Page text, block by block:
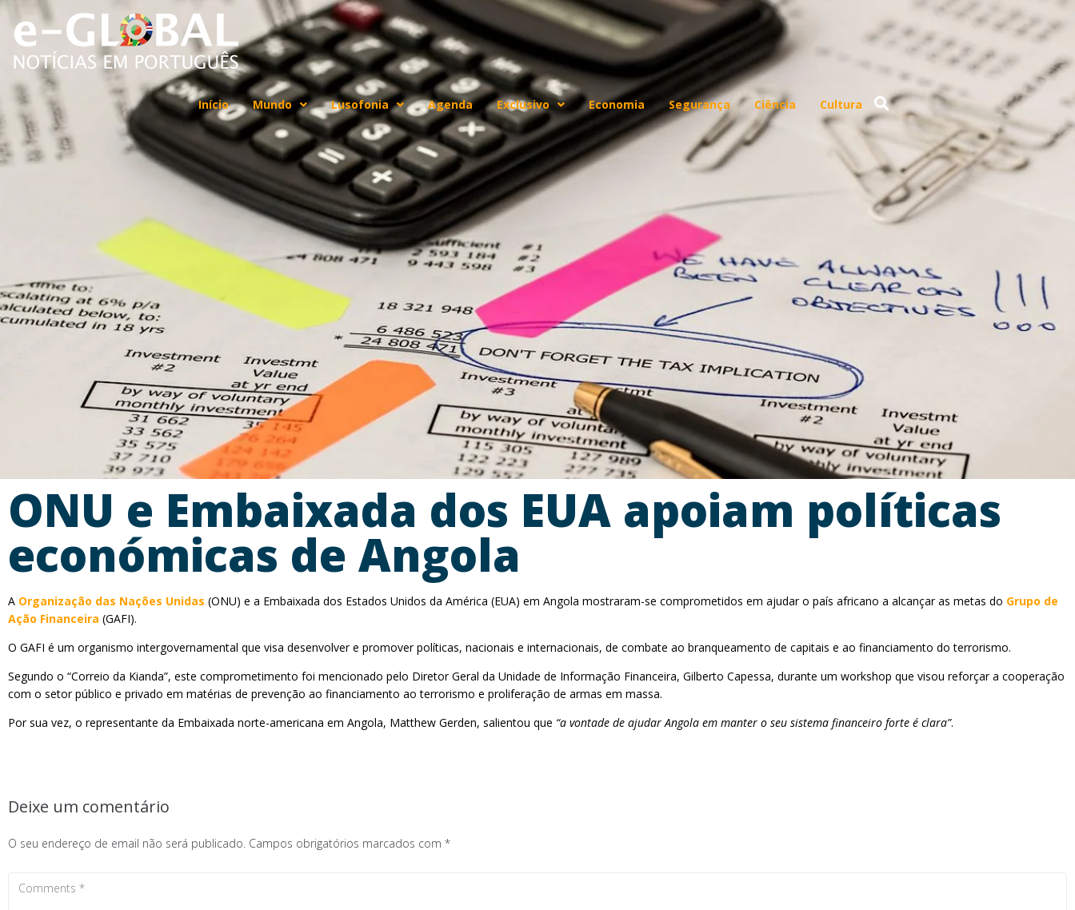
Início Mundo Lusofonia Agenda Exclusivo Economia Segurança Ciência Cultura
ONU e Embaixada dos EUA apoiam políticas
económicas de Angola
A Organização das Nações Unidas (ONU) e a Embaixada dos Estados Unidos da América (EUA) em Angola mostraram-se comprometidos em ajudar o país africano a alcançar as metas do Grupo de
Ação Financeira (GAFI).
O GAFI é um organismo intergovernamental que visa desenvolver e promover políticas, nacionais e internacionais, de combate ao branqueamento de capitais e ao financiamento do terrorismo.
Segundo o “Correio da Kianda”, este comprometimento foi mencionado pelo Diretor Geral da Unidade de Informação Financeira, Gilberto Capessa, durante um workshop que visou reforçar a cooperação
com o setor público e privado em matérias de prevenção ao financiamento ao terrorismo e proliferação de armas em massa.
Por sua vez, o representante da Embaixada norte-americana em Angola, Matthew Gerden, salientou que “a vontade de ajudar Angola em manter o seu sistema financeiro forte é clara”.
Deixe um comentário
O seu endereço de email não será publicado. Campos obrigatórios marcados com *